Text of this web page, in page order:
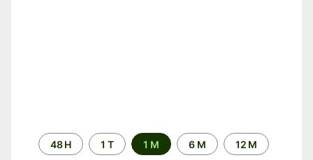
Time
period
48 H 1 T 1 M 6 M 12 M